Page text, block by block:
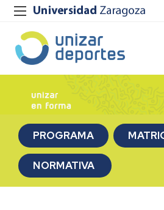
PROGRAMA
NORMATIVA